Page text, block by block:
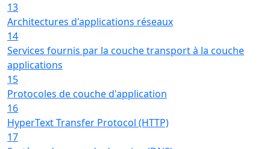
13
Architectures d'applications réseaux
14
Services fournis par la couche transport à la couche
applications
15
Protocoles de couche d'application
16
HyperText Transfer Protocol (HTTP)
17